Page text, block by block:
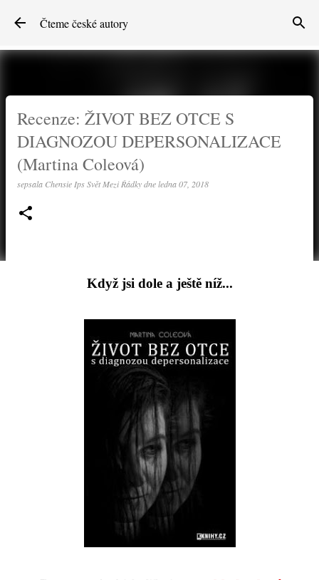
Přeskočit na hlavní obsah
Čteme české autory
Recenze: ŽIVOT BEZ OTCE S
DIAGNOZOU DEPERSONALIZACE
(Martina Coleová)
sepsala Chensie Ips Svět Mezi Řádkydneledna 07, 2018
Když jsi dole a ještě níž...